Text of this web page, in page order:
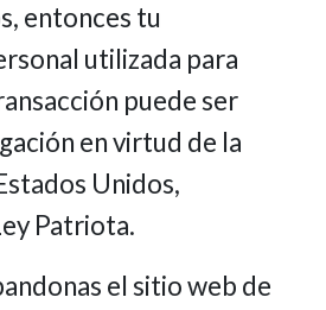
entonces tu
utilizada para
puede ser
en virtud de la
Unidos,
Patriota.
el sitio web de